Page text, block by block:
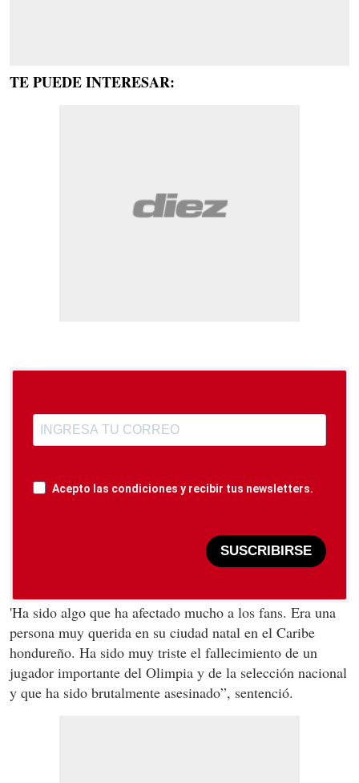
TE PUEDE INTERESAR:
Acepto las condiciones y recibir tus newsletters.
SUSCRIBIRSE
'Ha sido algo que ha afectado mucho a los fans. Era una
persona muy querida en su ciudad natal en el Caribe
hondureño. Ha sido muy triste el fallecimiento de un
jugador importante del Olimpia y de la selección nacional
y que ha sido brutalmente asesinado”, sentenció.